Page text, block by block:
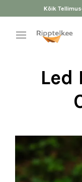
Kõik
Led